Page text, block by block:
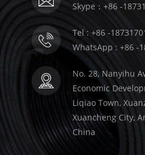
Skype：+86 -
Tel : +86 -
WhatsApp : +86 -
No. 28, Nanyihu
Economic
Liqiao Town,
Xuancheng City,
China